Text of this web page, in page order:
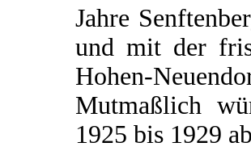
Jahre
und mit der
Hohen-
Mutmaßlich
1925 bis 1929